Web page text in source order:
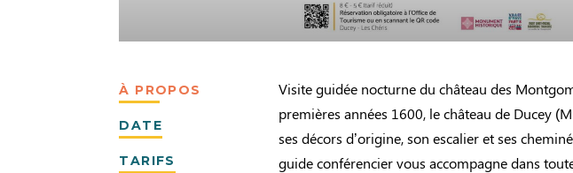
À PROPOS
DATE
TARIFS
Visite guidée nocturne du château des
premières années 1600, le château de Ducey
ses décors d’origine, son escalier et ses
guide conférencier vous accompagne dans